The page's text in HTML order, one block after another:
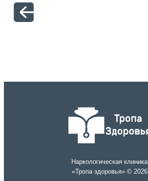
Наркологическая клиника
«Тропа здоровья» © 2026